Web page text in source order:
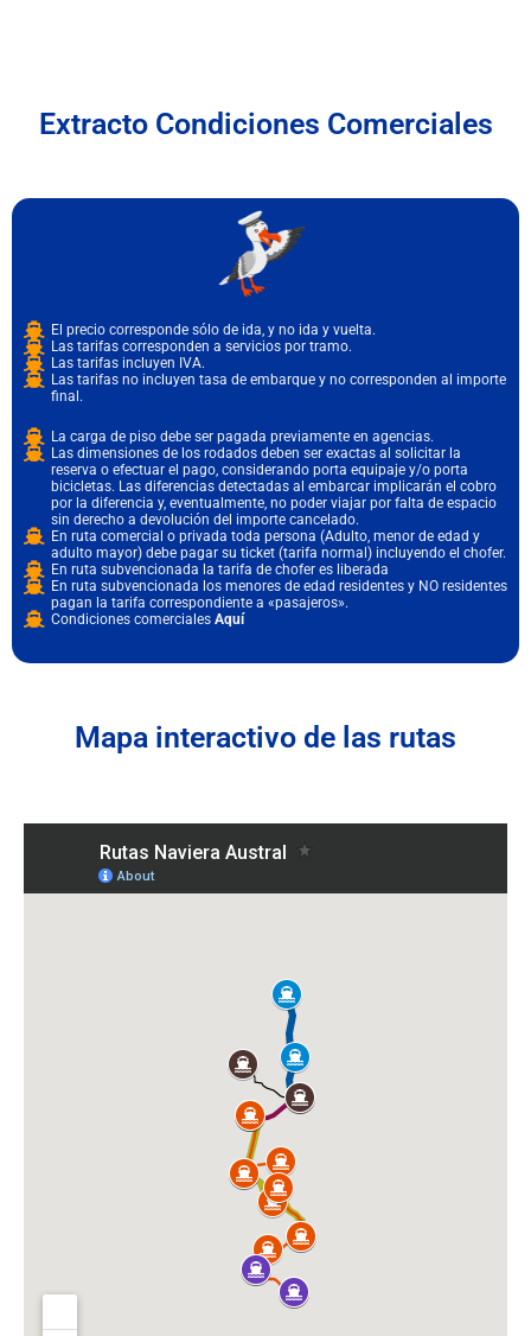
Extracto Condiciones Comerciales
El precio corresponde sólo de ida, y no ida y vuelta.
Las tarifas corresponden a servicios por tramo.
Las tarifas incluyen IVA.
Las tarifas no incluyen tasa de embarque y no corresponden al importe
final.
La carga de piso debe ser pagada previamente en agencias.
Las dimensiones de los rodados deben ser exactas al solicitar la
reserva o efectuar el pago, considerando porta equipaje y/o porta
bicicletas. Las diferencias detectadas al embarcar implicarán el cobro
por la diferencia y, eventualmente, no poder viajar por falta de espacio
sin derecho a devolución del importe cancelado.
En ruta comercial o privada toda persona (Adulto, menor de edad y
adulto mayor) debe pagar su ticket (tarifa normal) incluyendo el chofer.
En ruta subvencionada la tarifa de chofer es liberada
En ruta subvencionada los menores de edad residentes y NO residentes
pagan la tarifa correspondiente a «pasajeros».
Condiciones comerciales Aquí
Mapa interactivo de las rutas